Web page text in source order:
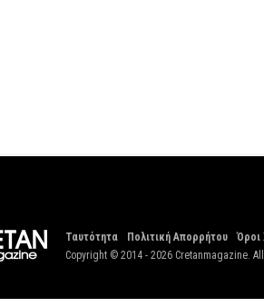
Ταυτότητα Πολιτική Απορρήτου Όροι
Copyright © 2014 - 2026 Cretanmagazine.